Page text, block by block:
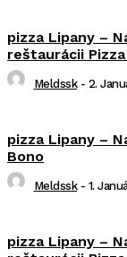
pizza Lipany –
reštaurácii
Meldssk - 2.
pizza Lipany –
Bono
Meldssk - 1.
pizza Lipany –